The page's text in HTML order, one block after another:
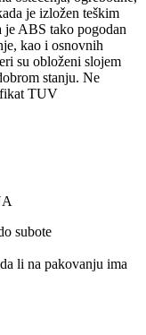
je izložen teškim
je ABS tako pogodan
kao i osnovnih
su obloženi slojem
stanju. Ne
TUV
subote
li na pakovanju ima